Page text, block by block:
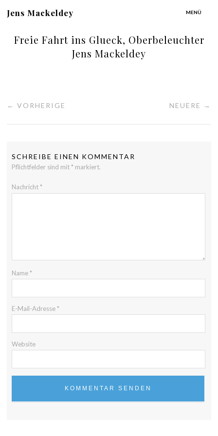
MENÜ
Jens Mackeldey
Freie Fahrt ins Glueck, Oberbeleuchter
Jens Mackeldey
← VORHERIGE NEUERE →
SCHREIBE EINEN KOMMENTAR
Pflichtfelder sind mit* markiert.
Nachricht*
Name*
E-Mail-Adresse*
Website